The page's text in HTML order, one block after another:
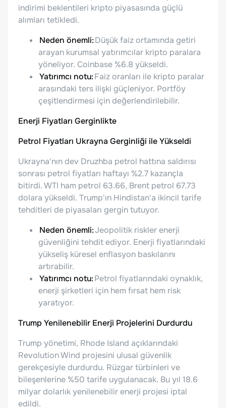
indirimi beklentileri kripto piyasasında güçlü
alımları tetikledi.
Neden önemli:Düşük faiz ortamında getiri
arayan kurumsal yatırımcılar kripto paralara
yöneliyor. Coinbase %6.8 yükseldi.
Yatırımcı notu:Faiz oranları ile kripto paralar
arasındaki ters ilişki güçleniyor. Portföy
çeşitlendirmesi için değerlendirilebilir.
Enerji Fiyatları Gerginlikte
Petrol Fiyatları Ukrayna Gerginliği ile Yükseldi
Ukrayna'nın dev Druzhba petrol hattına saldırısı
sonrası petrol fiyatları haftayı %2.7 kazançla
bitirdi. WTI ham petrol 63.66, Brent petrol 67.73
dolara yükseldi. Trump'ın Hindistan'a ikincil tarife
tehditleri de piyasaları gergin tutuyor.
Neden önemli:Jeopolitik riskler enerji
güvenliğini tehdit ediyor. Enerji fiyatlarındaki
yükseliş küresel enflasyon baskılarını
artırabilir.
Yatırımcı notu:Petrol fiyatlarındaki oynaklık,
enerji şirketleri için hem fırsat hem risk
yaratıyor.
Trump Yenilenebilir Enerji Projelerini Durdurdu
Trump yönetimi, Rhode Island açıklarındaki
Revolution Wind projesini ulusal güvenlik
gerekçesiyle durdurdu. Rüzgar türbinleri ve
bileşenlerine %50 tarife uygulanacak. Bu yıl 18.6
milyar dolarlık yenilenebilir enerji projesi iptal
edildi.